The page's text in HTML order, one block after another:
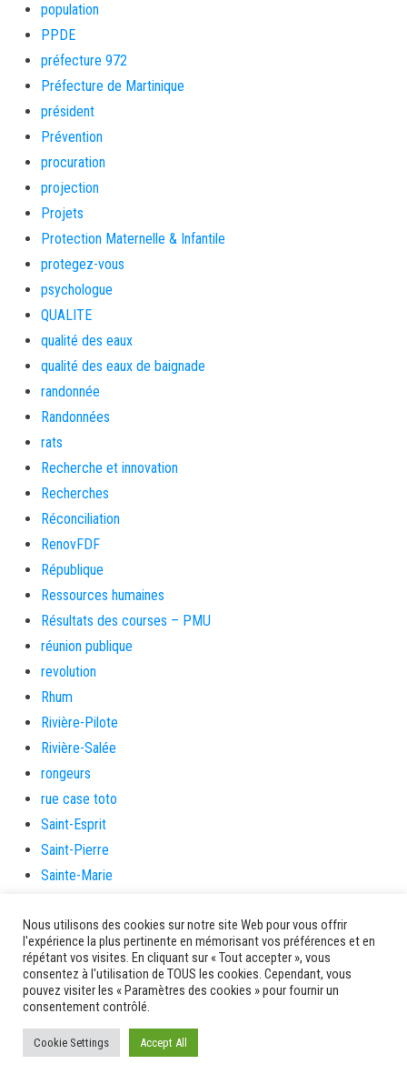
population
PPDE
préfecture 972
Préfecture de Martinique
président
Prévention
procuration
projection
Projets
Protection Maternelle & Infantile
protegez-vous
psychologue
QUALITE
qualité des eaux
qualité des eaux de baignade
randonnée
Randonnées
rats
Recherche et innovation
Recherches
Réconciliation
RenovFDF
République
Ressources humaines
Résultats des courses – PMU
réunion publique
revolution
Rhum
Rivière-Pilote
Rivière-Salée
rongeurs
rue case toto
Saint-Esprit
Saint-Pierre
Sainte-Marie
Santé et prévention
Saveurs artisanes
Schœlcher
Scolarité
sécurité
Séniors
Nous utilisons des cookies sur notre site Web pour vous offrir
l'expérience la plus pertinente en mémorisant vos préférences et en
répétant vos visites. En cliquant sur « Tout accepter », vous
consentez à l'utilisation de TOUS les cookies. Cependant, vous
pouvez visiter les « Paramètres des cookies » pour fournir un
consentement contrôlé.
Cookie Settings Accept All